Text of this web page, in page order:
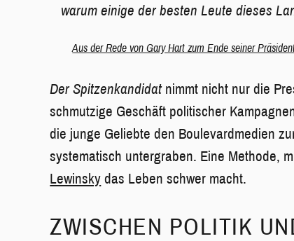
warum einige der besten Leute dieses
Aus der Rede von Gary Hart zum Ende seiner
Der Spitzenkandidatnimmt nicht nur die
schmutzige Geschäft politischer
die junge Geliebte den Boulevardmedien
systematisch untergraben. Eine Methode,
Lewinsky das Leben schwer macht.
ZWISCHEN POLITIK